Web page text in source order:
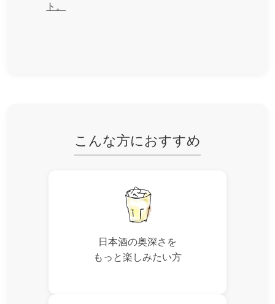
ト。
こんな方におすすめ
日本酒の奥深さを
もっと楽しみたい方